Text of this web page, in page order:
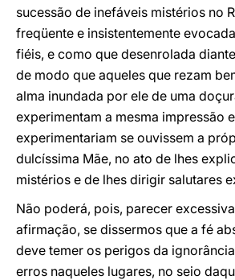
sucessão de inefáveis mistérios no
freqüente e insistentemente
fiéis, e como que desenrolada
de modo que aqueles que rezam
alma inundada por ele de uma
experimentam a mesma impressão
experimentariam se ouvissem a
dulcíssima Mãe, no ato de lhes
mistérios e de lhes dirigir salutares
Não poderá, pois, parecer
afirmação, se dissermos que a fé
deve temer os perigos da
erros naqueles lugares, no seio